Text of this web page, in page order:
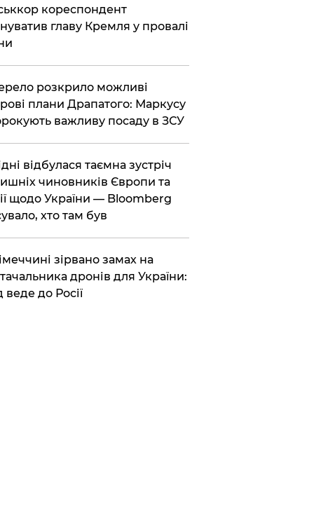
кореспондент
главу Кремля у провалі
розкрило можливі
плани Драпатого: Маркусу
важливу посаду в ЗСУ
відбулася таємна зустріч
чиновників Європи та
щодо України — Bloomberg
хто там був
зірвано замах на
дронів для України:
веде до Росії